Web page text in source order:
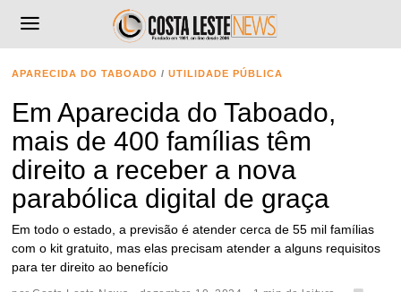
APARECIDA DO TABOADO / UTILIDADE PÚBLICA
Em Aparecida do Taboado,
mais de 400 famílias têm
direito a receber a nova
parabólica digital de graça
Em todo o estado, a previsão é atender cerca de 55 mil famílias
com o kit gratuito, mas elas precisam atender a alguns requisitos
para ter direito ao benefício